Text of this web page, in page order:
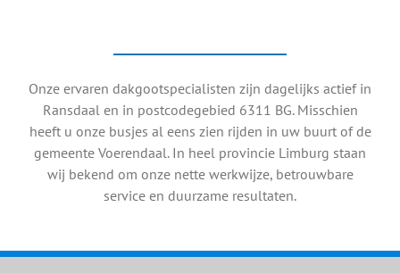
Onze ervaren dakgootspecialisten zijn dagelijks actief in
Ransdaal en in postcodegebied 6311 BG. Misschien
heeft u onze busjes al eens zien rijden in uw buurt of de
gemeente Voerendaal. In heel provincie Limburg staan
wij bekend om onze nette werkwijze, betrouwbare
service en duurzame resultaten.